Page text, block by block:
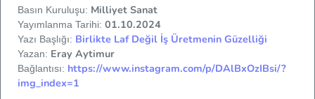
Basın Kuruluşu: Milliyet Sanat
Yayımlanma Tarihi: 01.10.2024
Yazı Başlığı: Birlikte Laf Değil İş Üretmenin Güzelliği
Yazan: Eray Aytimur
Bağlantısı: https://www.instagram.com/p/DAlBxOzIBsi/?
img_index=1